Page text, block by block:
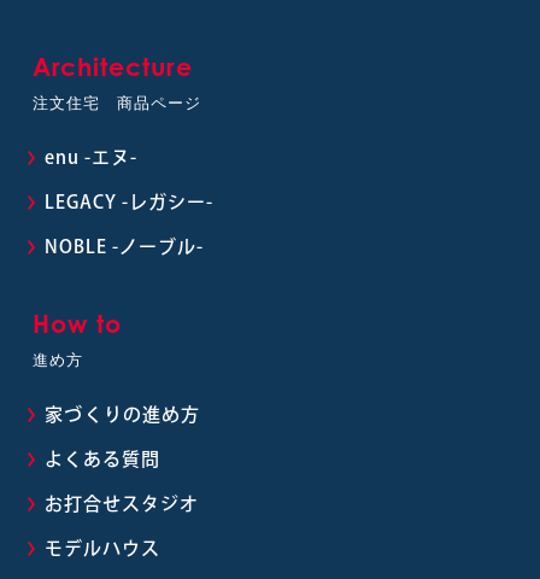
Architecture
注文住宅 商品ページ
enu -エヌ-
LEGACY -レガシー-
NOBLE -ノーブル-
How to
進め方
家づくりの進め方
よくある質問
お打合せスタジオ
モデルハウス